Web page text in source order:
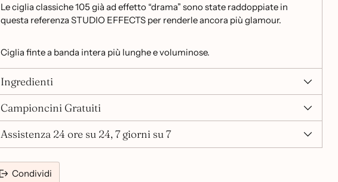
Le ciglia classiche 105 già ad effetto “drama” sono state raddoppiate in
questa referenza STUDIO EFFECTS per renderle ancora più glamour.
Ciglia finte a banda intera più lunghe e voluminose.
Ingredienti
Campioncini Gratuiti
Assistenza 24 ore su 24, 7 giorni su 7
Condividi